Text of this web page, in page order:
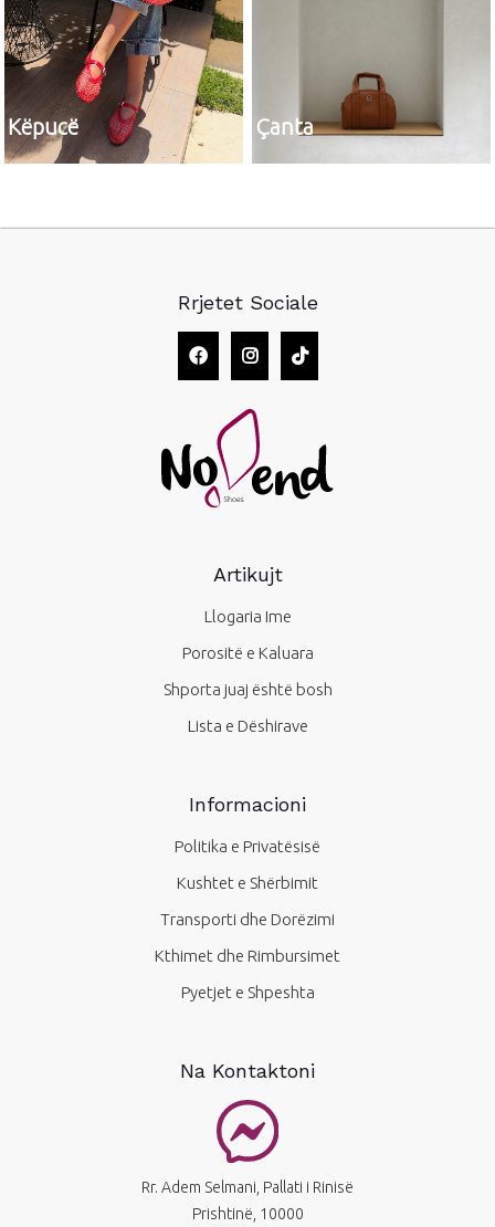
Këpucë Çanta
Rrjetet Sociale
Artikujt
Llogaria Ime
Porositë e Kaluara
Shporta juaj është bosh
Lista e Dëshirave
Informacioni
Politika e Privatësisë
Kushtet e Shërbimit
Transporti dhe Dorëzimi
Kthimet dhe Rimbursimet
Pyetjet e Shpeshta
Na Kontaktoni
Rr. Adem Selmani, Pallati i Rinisë
Prishtinë, 10000